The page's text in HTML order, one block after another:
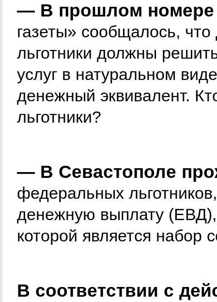
— В прошлом номере
газеты» сообщалось,
льготники должны
услуг в натуральном
денежный эквивалент.
льготники?
— В Севастополе
федеральных
денежную выплату
которой является набор
В соответствии с